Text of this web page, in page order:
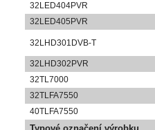
32LED404PVR
32LED405PVR
32LHD301DVB-T
32LHD302PVR
32TL7000
32TLFA7550
40TLFA7550